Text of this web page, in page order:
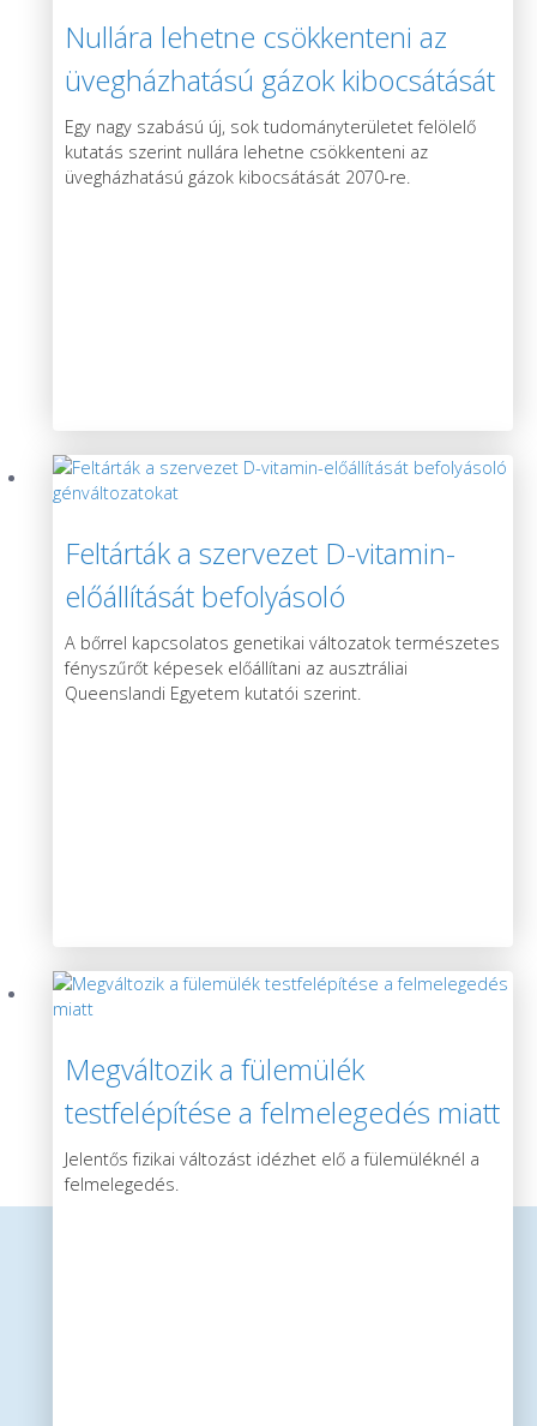
Nullára lehetne csökkenteni az
üvegházhatású gázok kibocsátását
2070-re egy új kutatás szerint
Egy nagy szabású új, sok tudományterületet felölelő
kutatás szerint nullára lehetne csökkenteni az
üvegházhatású gázok kibocsátását 2070-re.
Feltárták a szervezet D-vitamin-
előállítását befolyásoló
génváltozatokat
A bőrrel kapcsolatos genetikai változatok természetes
fényszűrőt képesek előállítani az ausztráliai
Queenslandi Egyetem kutatói szerint.
Megváltozik a fülemülék
testfelépítése a felmelegedés miatt
Jelentős fizikai változást idézhet elő a fülemüléknél a
felmelegedés.